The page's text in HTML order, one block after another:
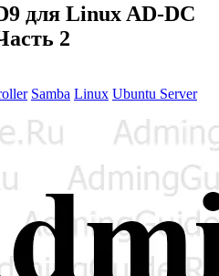
для Linux AD-DC
2
Samba Linux Ubuntu Server